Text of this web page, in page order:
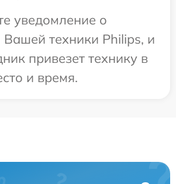
уведомление о
Вашей техники Philips, и
привезет технику в
и время.